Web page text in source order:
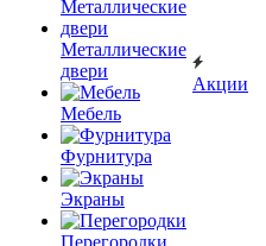
Металлические
двери
Мебель
Фурнитура
Экраны
Перегородки
Акции